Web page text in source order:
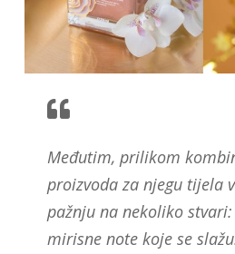
Međutim, prilikom
proizvoda za njegu tijela
pažnju na nekoliko
mirisne note koje se